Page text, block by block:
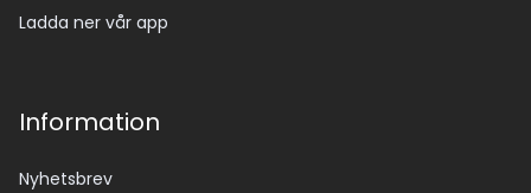
Ladda ner vår app
Information
Nyhetsbrev